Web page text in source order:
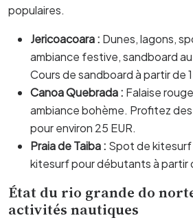
populaires.
Jericoacoara : Dunes, lagons,
ambiance festive, sandboard
Cours de sandboard à partir de
Canoa Quebrada : Falaise
ambiance bohème. Profitez
pour environ 25 EUR.
Praia de Taiba : Spot de
kitesurf pour débutants à partir
État du rio grande do
activités nautiques